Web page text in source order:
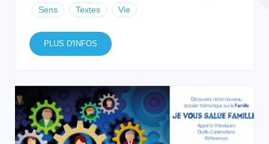
Sens Textes Vie
PLUS D'INFOS